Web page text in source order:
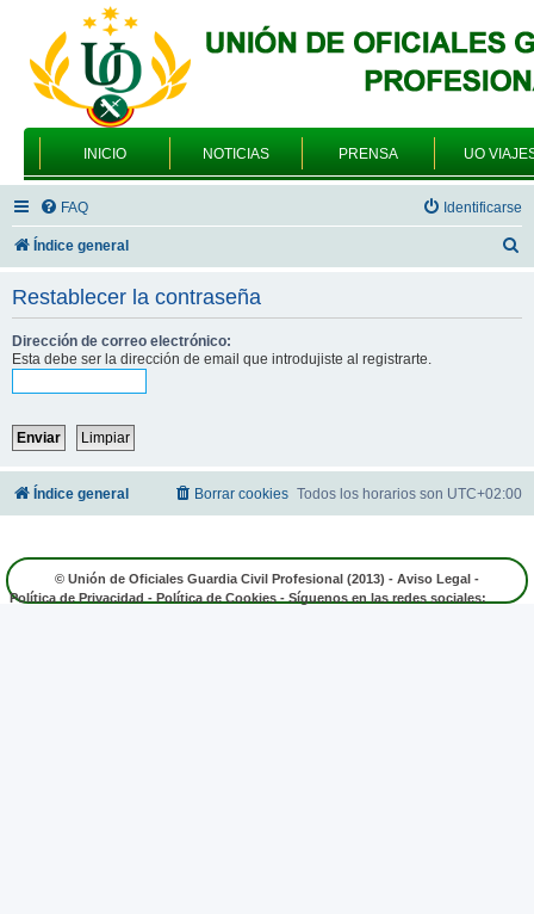
INICIO NOTICIAS PRENSA UO
FAQ Identificarse
Índice general
Restablecer la contraseña
Dirección de correo electrónico:
Esta debe ser la dirección de email que introdujiste al registrarte.
Índice general Todos los horarios son UTC+02:00
Borrar cookies
© Unión de Oficiales Guardia Civil Profesional (2013) - Aviso Legal -
Política de Privacidad - Política de Cookies - Síguenos en las redes sociales: